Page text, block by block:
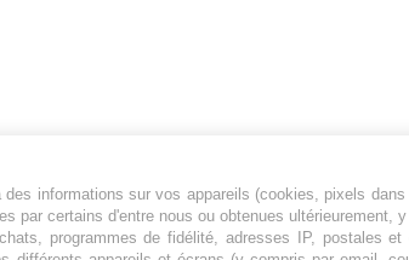
Jeunesfooteux est un média
principalement de l'actualité
informations sur vos appareils (cookies, pixels
par certains d'entre nous ou obtenues ultérieurement,
programmes de fidélité, adresses IP, postales